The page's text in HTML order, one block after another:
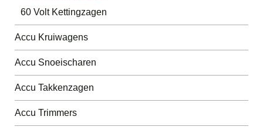
60 Volt Kettingzagen
Accu Kruiwagens
Accu Snoeischaren
Accu Takkenzagen
Accu Trimmers